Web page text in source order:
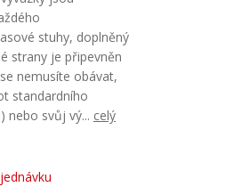
stuhy, doplněný
strany je připevněn
nemusíte obávat,
standardního
nebo svůj vý... celý